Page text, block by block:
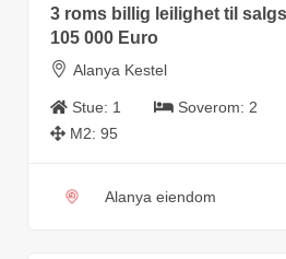
3 roms billig leilighet til
105 000 Euro
Alanya Kestel
Stue: 1 Soverom: 2
M2: 95
Alanya eiendom